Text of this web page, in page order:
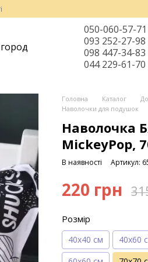
050-060-57-71
093 252-27-98
098 447-34-83
044 229-61-70
Головна Каталог
Наволочки для подушок
Наволочка
MickeyPop,
В наявності Артикул:
220 грн
Розмір
40х40 см 40х60